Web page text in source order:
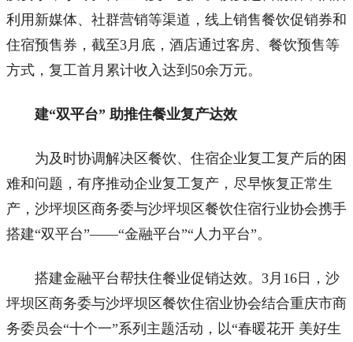
利用新媒体、社群营销等渠道，线上销售餐饮促销券和
住宿预售券，截至3月底，酒店通过客房、餐饮预售等
方式，复工首月累计收入达到50余万元。
建“双平台” 助推住餐业复产达效
为及时协调解决区餐饮、住宿企业复工复产后的困
难和问题，有序推动企业复工复产，尽早恢复正常生
产，沙坪坝区商务委与沙坪坝区餐饮住宿行业协会携手
搭建“双平台”——“金融平台”“人力平台”。
搭建金融平台帮扶住餐业促销达效。3月16日，沙
坪坝区商务委与沙坪坝区餐饮住宿业协会结合重庆市商
务委员会“十个一”系列主题活动，以“春暖花开 美好生